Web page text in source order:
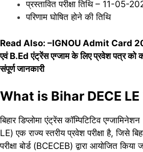
प्रस्तावित परीक्षा तिथि – 11-05-
परिणाम घोषित होने की तिथि
Read Also: –IGNOU Admit Card
एवं B.Ed एंट्रेंस एग्जाम के लिए प्रवेश पत्र को
संपूर्ण जानकारी
What is Bihar DECE LE
​बिहार डिप्लोमा एंट्रेंस कॉम्पिटिटिव
LE) एक राज्य स्तरीय प्रवेश परीक्षा है, जिसे
परीक्षा बोर्ड (BCECEB) द्वारा आयोजित किया